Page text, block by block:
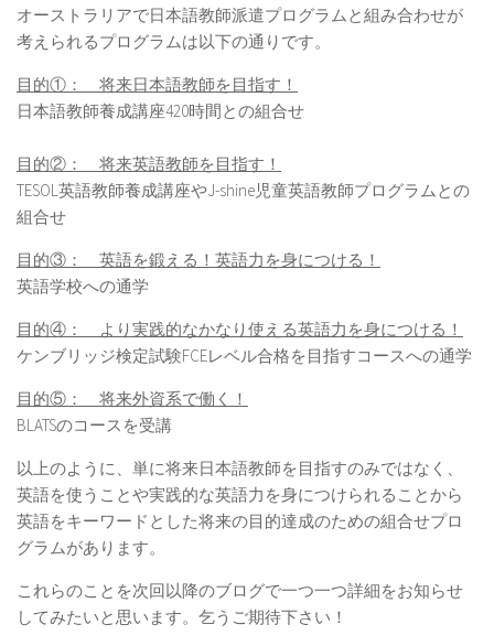
オーストラリアで日本語教師派遣プログラムと組み合わせが
考えられるプログラムは以下の通りです。
目的①： 将来日本語教師を目指す！
日本語教師養成講座420時間との組合せ
目的②： 将来英語教師を目指す！
TESOL英語教師養成講座やJ-shine児童英語教師プログラムとの
組合せ
目的③： 英語を鍛える！英語力を身につける！
英語学校への通学
目的④： より実践的なかなり使える英語力を身につける！
ケンブリッジ検定試験FCEレベル合格を目指すコースへの通学
目的⑤： 将来外資系で働く！
BLATSのコースを受講
以上のように、単に将来日本語教師を目指すのみではなく、
英語を使うことや実践的な英語力を身につけられることから
英語をキーワードとした将来の目的達成のための組合せプロ
グラムがあります。
これらのことを次回以降のブログで一つ一つ詳細をお知らせ
してみたいと思います。乞うご期待下さい！